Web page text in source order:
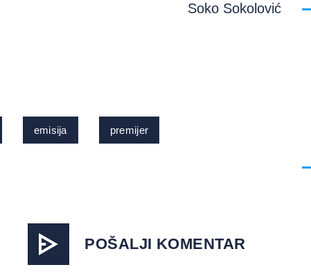
Soko Sokolović
emisija premijer
POŠALJI KOMENTAR